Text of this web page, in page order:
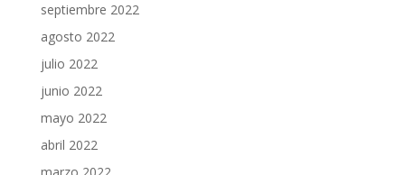
septiembre 2022
agosto 2022
julio 2022
junio 2022
mayo 2022
abril 2022